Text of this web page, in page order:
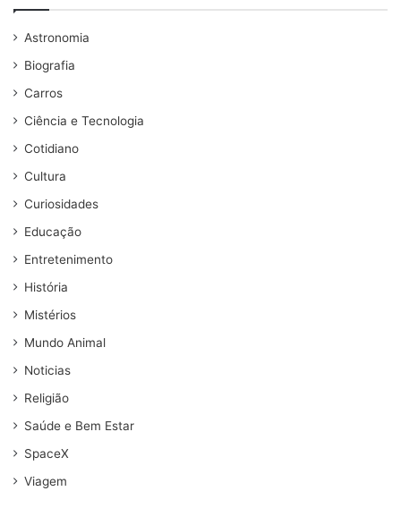
Astronomia
Biografia
Carros
Ciência e Tecnologia
Cotidiano
Cultura
Curiosidades
Educação
Entretenimento
História
Mistérios
Mundo Animal
Noticias
Religião
Saúde e Bem Estar
SpaceX
Viagem